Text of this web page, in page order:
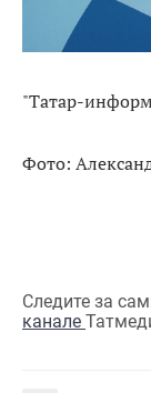
"Татар-
Фото:
Следите за
канале